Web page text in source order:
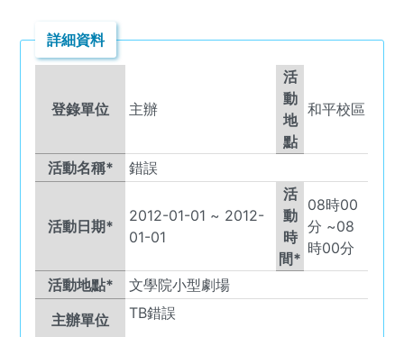
詳細資料
登錄單位 主辦
活
動
地
點
和平校區
活動名稱* 錯誤
活動日期*
2012-01-01 ~ 2012-
01-01
活
動
時
間*
08時00
分 ~08
時00分
活動地點*
文學院小型劇場
主辦單位
TB錯誤